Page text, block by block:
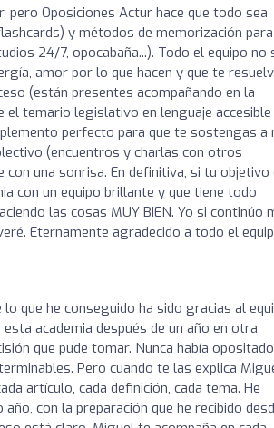
Oposiciones Actur hace que todo sea
y métodos de memorización
24/7, opocabaña...). Todo el equipo no
amor por lo que hacen y que te
(están presentes acompañando en la
el temario legislativo en lenguaje accesible
perfecto para que te sostengas a
(encuentros y charlas con otros
una sonrisa. En definitiva, si tu objetivo
con un equipo brillante y que tiene todo
las cosas MUY BIEN. Yo si continúo
Eternamente agradecido a todo el
lo que he conseguido ha sido gracias al
academia después de un año en otra
que pude tomar. Nunca había
Pero cuando te las explica
artículo, cada definición, cada tema. He
con la preparación que he recibido